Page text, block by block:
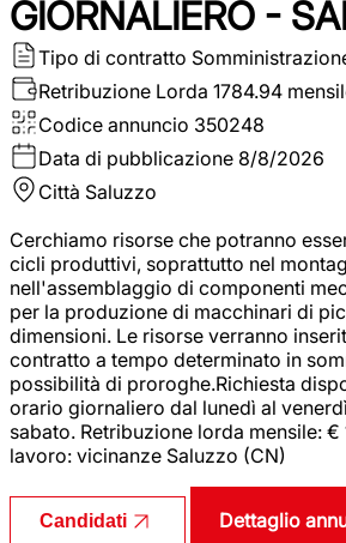
GIORNALIERO -
Tipo di contratto
Retribuzione Lorda 1784.94
Codice annuncio 350248
Data di pubblicazione 8/8/2026
Città Saluzzo
Cerchiamo risorse che potranno
cicli produttivi, soprattutto nel
nell'assemblaggio di componenti
per la produzione di macchinari di
dimensioni. Le risorse verranno
contratto a tempo determinato in
possibilità di proroghe.Richiesta
orario giornaliero dal lunedì al
sabato. Retribuzione lorda mensile: €
lavoro: vicinanze Saluzzo (CN)
Candidati Dettaglio